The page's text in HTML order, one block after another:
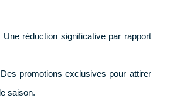
réduction significative par rapport
promotions exclusives pour attirer
saison.